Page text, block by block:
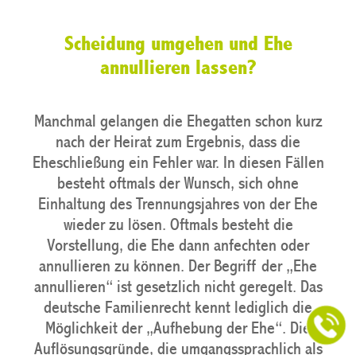
Scheidung umgehen und Ehe
annullieren lassen?
Manchmal gelangen die Ehegatten schon kurz
nach der Heirat zum Ergebnis, dass die
Eheschließung ein Fehler war. In diesen Fällen
besteht oftmals der Wunsch, sich ohne
Einhaltung des Trennungsjahres von der Ehe
wieder zu lösen. Oftmals besteht die
Vorstellung, die Ehe dann anfechten oder
annullieren zu können. Der Begriff der „Ehe
annullieren“ ist gesetzlich nicht geregelt. Das
deutsche Familienrecht kennt lediglich die
Möglichkeit der „Aufhebung der Ehe“. Die
Auflösungsgründe, die umgangssprachlich als